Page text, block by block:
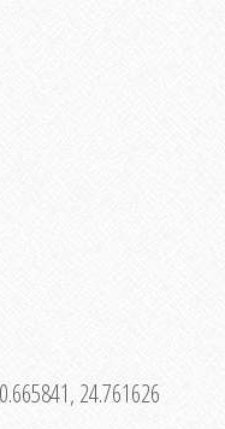
24.761626